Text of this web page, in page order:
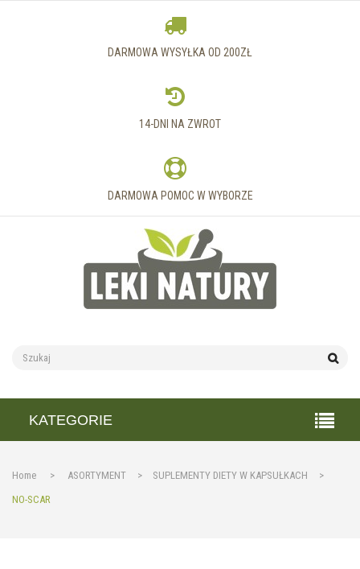
DARMOWA WYSYŁKA OD 200ZŁ
14-DNI NA ZWROT
DARMOWA POMOC W WYBORZE
KATEGORIE
Home > ASORTYMENT > SUPLEMENTY DIETY W KAPSUŁKACH
>
NO-SCAR